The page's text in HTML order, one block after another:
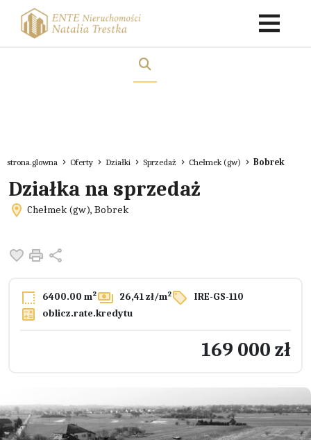
strona.glowna Oferty Działki Sprzedaż Chełmek (gw) Bobrek
Działka na sprzedaż
Chełmek (gw), Bobrek
Dodaj do ulubionych
Drukuj
6400.00 m² 26,41 zł/m2
IRE-GS-110
oblicz.rate.kredytu
169 000 zł